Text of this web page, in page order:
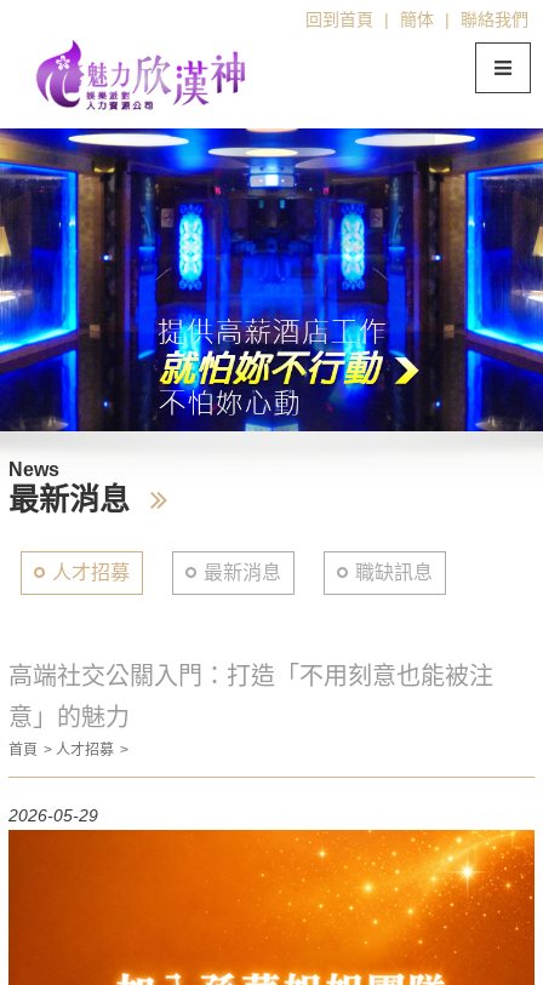
回到首頁 | 簡体 | 聯絡我們
News
最新消息
人才招募 最新消息 職缺訊息
高端社交公關入門：打造「不用刻意也能被注
意」的魅力
首頁 人才招募
2026-05-29